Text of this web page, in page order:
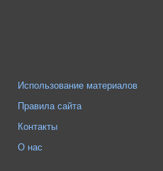
Использование материалов
Правила сайта
Контакты
О нас